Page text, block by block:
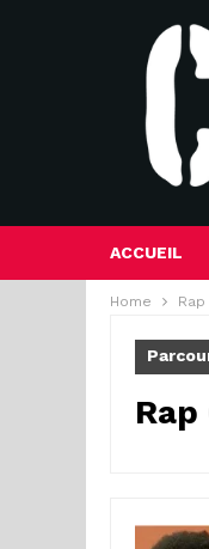
ACCUEIL
Home